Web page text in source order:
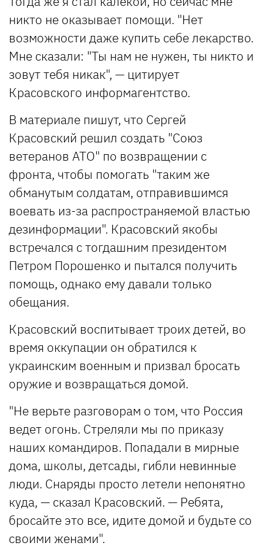
никто не оказывает помощи. "Нет
возможности даже купить себе лекарство.
Мне сказали: "Ты нам не нужен, ты никто и
зовут тебя никак", — цитирует
Красовского информагентство.
В материале пишут, что Сергей
Красовский решил создать "Союз
ветеранов АТО" по возвращении с
фронта, чтобы помогать "таким же
обманутым солдатам, отправившимся
воевать из-за распространяемой властью
дезинформации". Красовский якобы
встречался с тогдашним президентом
Петром Порошенко и пытался получить
помощь, однако ему давали только
обещания.
Красовский воспитывает троих детей, во
время оккупации он обратился к
украинским военным и призвал бросать
оружие и возвращаться домой.
"Не верьте разговорам о том, что Россия
ведет огонь. Стреляли мы по приказу
наших командиров. Попадали в мирные
дома, школы, детсады, гибли невинные
люди. Снаряды просто летели непонятно
куда, — сказал Красовский. — Ребята,
бросайте это все, идите домой и будьте со
своими женами".